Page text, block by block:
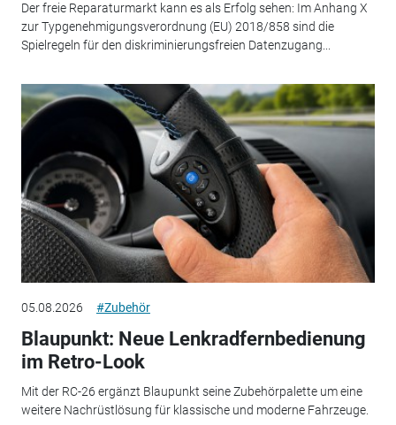
Der freie Reparaturmarkt kann es als Erfolg sehen: Im Anhang X
zur Typgenehmigungsverordnung (EU) 2018/858 sind die
Spielregeln für den diskriminierungsfreien Datenzugang...
05.08.2026 #Zubehör
Blaupunkt: Neue Lenkradfernbedienung
im Retro-Look
Mit der RC-26 ergänzt Blaupunkt seine Zubehörpalette um eine
weitere Nachrüstlösung für klassische und moderne Fahrzeuge.